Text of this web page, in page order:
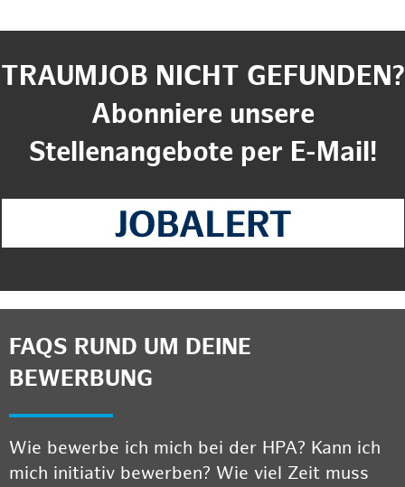
TRAUMJOB NICHT GEFUNDEN?
Abonniere unsere
Stellenangebote per E-Mail!
FAQS RUND UM DEINE
BEWERBUNG
Wie bewerbe ich mich bei der HPA? Kann ich
mich initiativ bewerben? Wie viel Zeit muss